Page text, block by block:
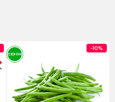
-10%
СЕЗОН